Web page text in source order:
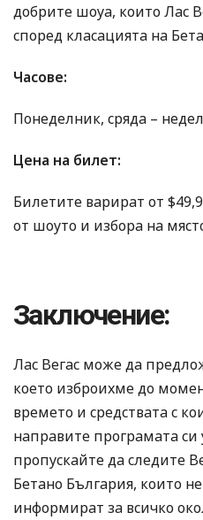
добрите шоуа, които Лас
според класацията на
Часове:
Понеделник, сряда –
Цена на билет:
Билетите варират от
от шоуто и избора на
Заключение:
Лас Вегас може да
което изброихме до
времето и средствата с
направите програмата си
пропускайте да следите
Бетано България, които
информират за всичко